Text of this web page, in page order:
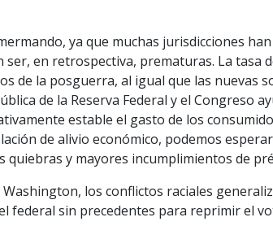
ya que muchas jurisdicciones
en retrospectiva, prematuras. La tasa
de la posguerra, al igual que las nuevas
de la Reserva Federal y el Congreso
estable el gasto de los
de alivio económico, podemos
quiebras y mayores incumplimientos de
los conflictos raciales
federal sin precedentes para reprimir el